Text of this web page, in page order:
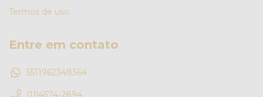
Termos de uso
Entre em contato
5511962348364
(11)4574-2894